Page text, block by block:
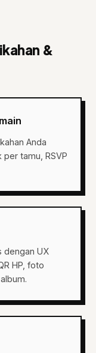
&
Anda
tamu, RSVP
dengan UX
HP, foto